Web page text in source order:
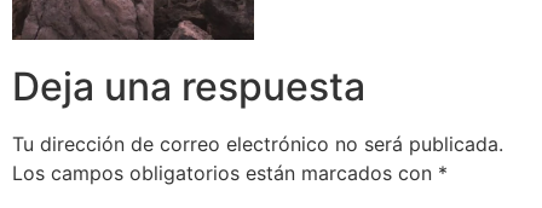
Deja una respuesta
Tu dirección de correo electrónico no será publicada.
Los campos obligatorios están marcados con *